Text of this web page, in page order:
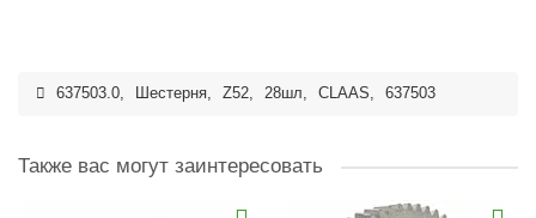
637503.0, Шестерня, Z52, 28шл, CLAAS, 637503
Также вас могут заинтересовать